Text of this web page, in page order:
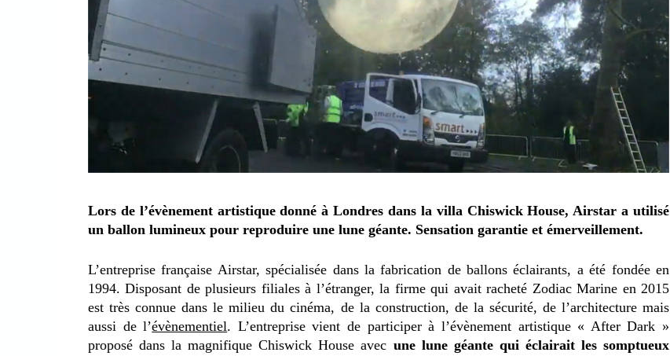
Lors de l’évènement artistique donné à Londres dans la villa Chiswick House, Airstar a utilisé
un ballon lumineux pour reproduire une lune géante. Sensation garantie et émerveillement.
L’entreprise française Airstar, spécialisée dans la fabrication de ballons éclairants, a été fondée en
1994. Disposant de plusieurs filiales à l’étranger, la firme qui avait racheté Zodiac Marine en 2015
est très connue dans le milieu du cinéma, de la construction, de la sécurité, de l’architecture mais
aussi de l’évènementiel. L’entreprise vient de participer à l’évènement artistique « After Dark »
proposé dans la magnifique Chiswick House avec une lune géante qui éclairait les somptueux